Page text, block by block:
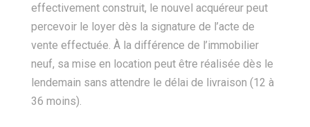
effectivement construit, le nouvel acquéreur peut
percevoir le loyer dès la signature de l’acte de
vente effectuée. À la différence de l’immobilier
neuf, sa mise en location peut être réalisée dès le
lendemain sans attendre le délai de livraison (12 à
36 moins).